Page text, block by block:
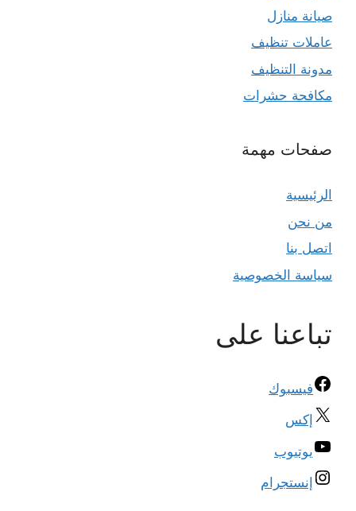
صيانة منازل
عاملات تنظيف
مدونة التنظيف
مكافحة حشرات
صفحات مهمة
الرئيسية
من نحن
اتصل بنا
سياسة الخصوصية
تباعنا على
فيسبوك
إكس
يوتيوب
إنستجرام